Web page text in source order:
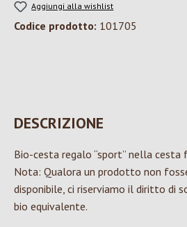
Aggiungi alla wishlist
Codice prodotto: 101705
DESCRIZIONE
Bio-cesta regalo “sport” nella
Nota: Qualora un prodotto non
disponibile, ci riserviamo il diritto di
bio equivalente.